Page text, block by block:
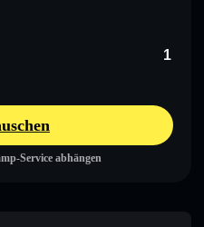
Service abhängen